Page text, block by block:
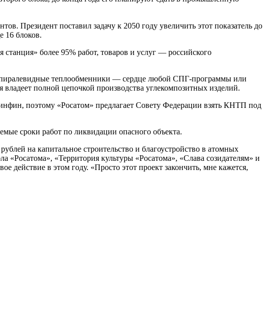
Президент поставил задачу к 2050 году увеличить этот показатель до
16 блоков.
более 95% работ, товаров и услуг — российского
теплообменники — сердце любой СПГ-программы или
полной цепочкой производства углекомпозитных изделий.
поэтому «Росатом» предлагает Совету Федерации взять КНТП под
сроки работ по ликвидации опасного объекта.
на капитальное строительство и благоустройство в атомных
«Территория культуры «Росатома», «Слава созидателям» и
в этом году. «Просто этот проект закончить, мне кажется,